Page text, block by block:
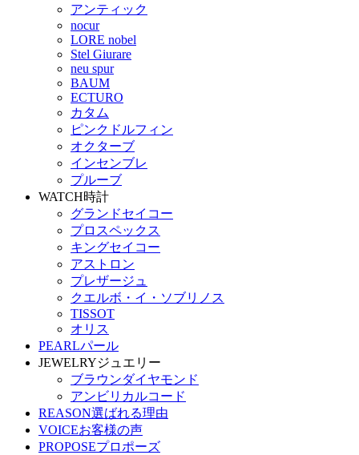
アンティック
nocur
LORE nobel
Stel Giurare
neu spur
BAUM
ECTURO
カタム
ピンクドルフィン
オクターブ
インセンブレ
プルーブ
WATCH時計
グランドセイコー
プロスペックス
キングセイコー
アストロン
プレザージュ
クエルボ・イ・ソブリノス
TISSOT
オリス
PEARLパール
JEWELRYジュエリー
ブラウンダイヤモンド
アンビリカルコード
REASON選ばれる理由
VOICEお客様の声
PROPOSEプロポーズ